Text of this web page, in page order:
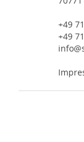
+49
+49